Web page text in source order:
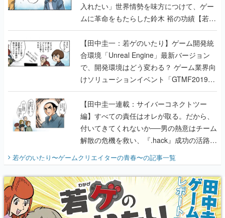
入れたい」世界情勢を味方につけて、ゲー
ムに革命をもたらした鈴木 裕の功績【若ゲ
のいたり】
【田中圭一：若ゲのいたり】ゲーム開発統
合環境「Unreal Engine」最新バージョン
で、開発環境はどう変わる？ ゲーム業界向
けソリューションイベント「GTMF2019」
に行って、より理解を深めよう【PR】
【田中圭一連載：サイバーコネクトツー
編】すべての責任はオレが取る。だから、
付いてきてくれないか──男の熱意はチーム
解散の危機を救い、『.hack』成功の活路を
『少年ジャンプ』色だった【若ゲのいた
り】
若ゲのいたり〜ゲームクリエイターの青春〜の記事一覧